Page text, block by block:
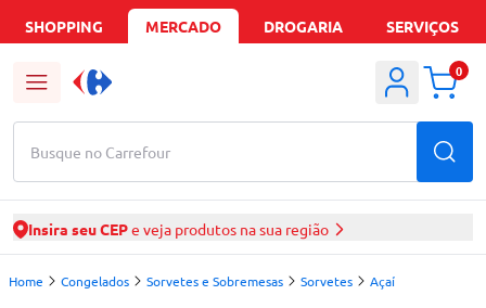
SHOPPING MERCADO DROGARIA SERVIÇOS
Busque no Carrefour
0
Insira seu CEPe veja produtos na sua região
Home Congelados Sorvetes e Sobremesas Sorvetes Açaí